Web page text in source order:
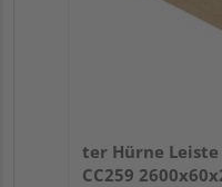
ter Hürne Leiste
CC259